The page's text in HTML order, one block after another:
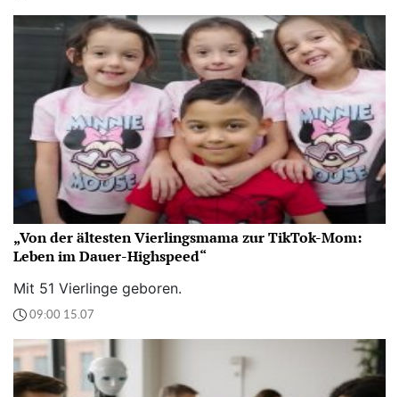
„Von der ältesten Vierlingsmama zur TikTok-Mom:
Leben im Dauer-Highspeed“
Mit 51 Vierlinge geboren.
09:00 15.07